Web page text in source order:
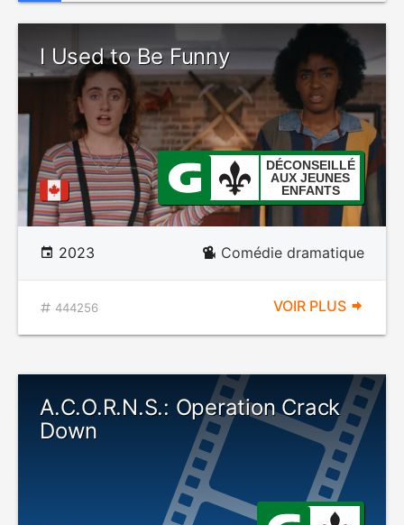
I Used to Be Funny
DÉCONSEILLÉ
AUX JEUNES
ENFANTS
2023 Comédie dramatique
444256 VOIR PLUS
A.C.O.R.N.S.: Operation Crack
Down